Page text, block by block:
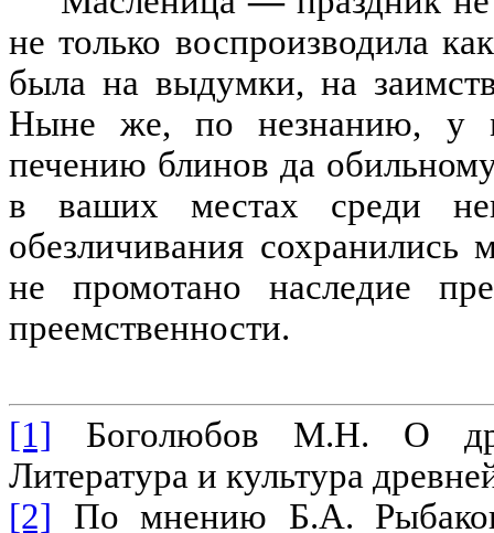
не только воспроизводила
была на выдумки, на
Ныне же, по незнанию,
у
печению блинов да
в ваших местах среди
обезличивания сохранились
не промотано наследие
преемственности.
[1] Боголюбов М.Н.
О
Литература и культура
[2]
По мнению Б.А.